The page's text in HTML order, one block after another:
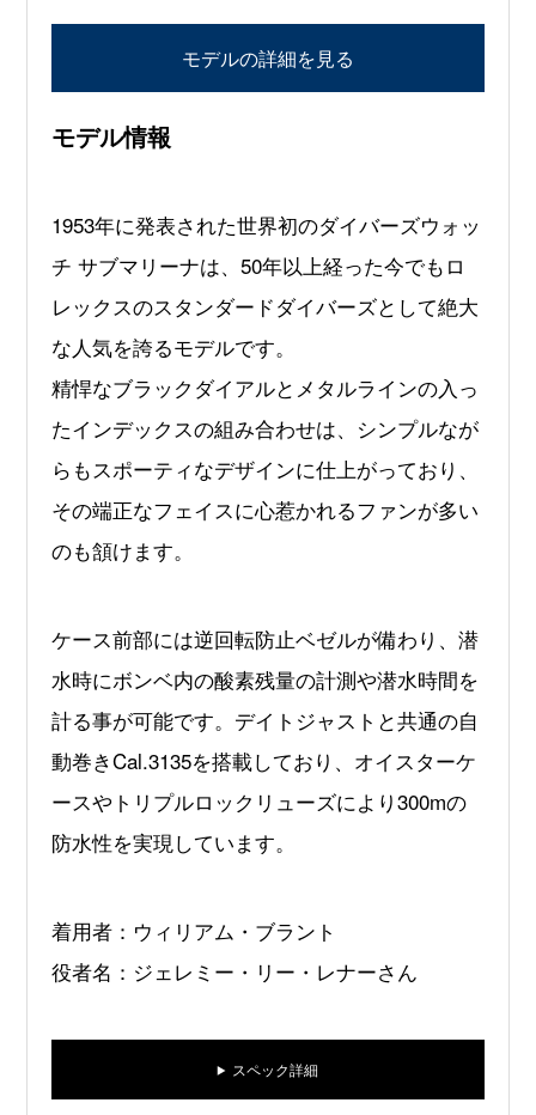
モデルの詳細を見る
モデル情報
1953年に発表された世界初のダイバーズウォッ
チ サブマリーナは、50年以上経った今でもロ
レックスのスタンダードダイバーズとして絶大
な人気を誇るモデルです。
精悍なブラックダイアルとメタルラインの入っ
たインデックスの組み合わせは、シンプルなが
らもスポーティなデザインに仕上がっており、
その端正なフェイスに心惹かれるファンが多い
のも頷けます。
ケース前部には逆回転防止ベゼルが備わり、潜
水時にボンベ内の酸素残量の計測や潜水時間を
計る事が可能です。デイトジャストと共通の自
動巻きCal.3135を搭載しており、オイスターケ
ースやトリプルロックリューズにより300mの
防水性を実現しています。
着用者：ウィリアム・ブラント
役者名：ジェレミー・リー・レナーさん
スペック詳細